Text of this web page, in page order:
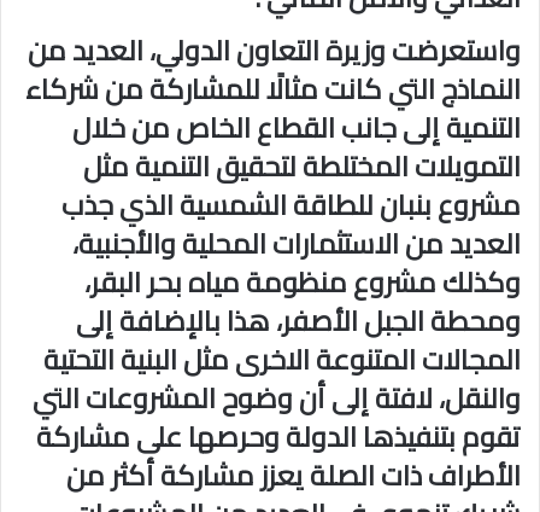
واستعرضت وزيرة التعاون الدولي، العديد من
النماذج التي كانت مثالًا للمشاركة من شركاء
التنمية إلى جانب القطاع الخاص من خلال
التمويلات المختلطة لتحقيق التنمية مثل
مشروع بنبان للطاقة الشمسية الذي جذب
العديد من الاستثمارات المحلية والأجنبية،
وكذلك مشروع منظومة مياه بحر البقر،
ومحطة الجبل الأصفر، هذا بالإضافة إلى
المجالات المتنوعة الاخرى مثل البنية التحتية
والنقل، لافتة إلى أن وضوح المشروعات التي
تقوم بتنفيذها الدولة وحرصها على مشاركة
الأطراف ذات الصلة يعزز مشاركة أكثر من